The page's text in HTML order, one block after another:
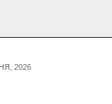
2026